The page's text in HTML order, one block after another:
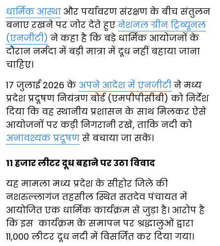
धार्मिक आस्था और पर्यावरण संरक्षण के बीच संतुलन
बनाए रखने पर जोर देते हुए नेशनल ग्रीन ट्रिब्यूनल
(एनजीटी) ने कहा है कि बड़े धार्मिक आयोजनों के
दौरान नर्मदा में बड़ी मात्रा में दूध नहीं बहाया जाना
चाहिए।
17 जुलाई 2026 के अपने आदेश में एनजीटी ने मध्य
प्रदेश प्रदूषण नियंत्रण बोर्ड (एमपीपीसीबी) को निर्देश
दिया कि वह स्थानीय प्रशासन के साथ मिलकर ऐसे
आयोजनों पर कड़ी निगरानी रखे, ताकि नदी को
अनावश्यक प्रदूषण से बचाया जा सके।
11 हजार लीटर दूध बहाने पर उठा विवाद
यह मामला मध्य प्रदेश के सीहोर जिले की
नशरुल्लागंज तहसील स्थित सतदेव पंचायत में
आयोजित एक धार्मिक कार्यक्रम से जुड़ा है। आरोप है
कि इस कार्यक्रम के समापन पर श्रद्धालुओं द्वारा
11,000 लीटर दूध नदी में विसर्जित कर दिया गया।